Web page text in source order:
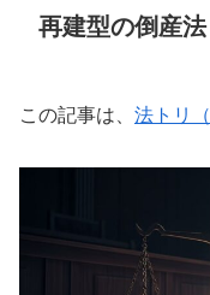
再建型の倒産
この記事は、 法トリ